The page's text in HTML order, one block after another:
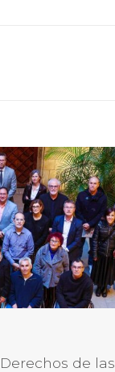
de las